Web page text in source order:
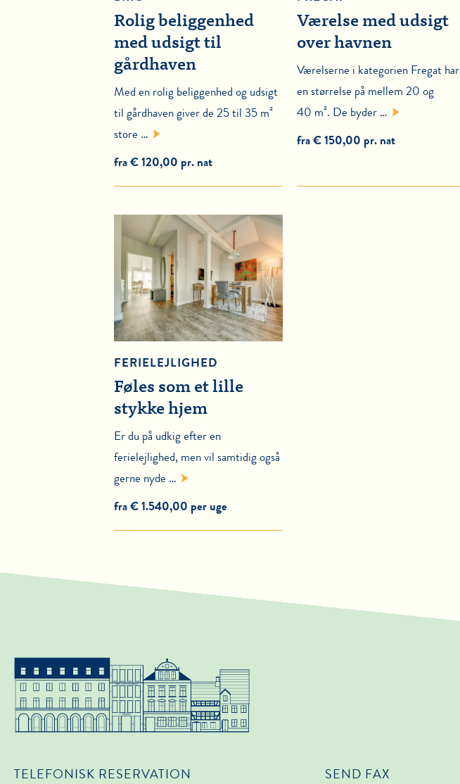
Rolig beliggenhed
med udsigt til
gårdhaven
Med en rolig beliggenhed og udsigt
til gårdhaven giver de 25 til 35 m²
store …
fra € 120,00 pr. nat
Værelse med udsigt
over havnen
Værelserne i kategorien Fregat har
en størrelse på mellem 20 og
40 m². De byder …
fra € 150,00 pr. nat
FERIELEJLIGHED
Føles som et lille
stykke hjem
Er du på udkig efter en
ferielejlighed, men vil samtidig også
gerne nyde …
fra € 1.540,00 per uge
TELEFONISK RESERVATION SEND FAX